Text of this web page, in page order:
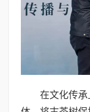
在文化传承